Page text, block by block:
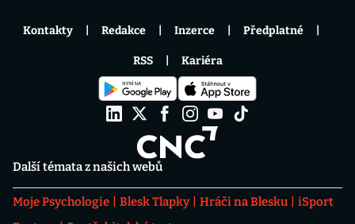
Další témata z našich webů
Moje Psychologie Blesk Tlapky Hráči na Blesku
iSport
Kontakty Redakce Inzerce Předplatné
RSS Kariéra